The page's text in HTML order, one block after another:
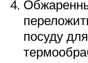
посуду